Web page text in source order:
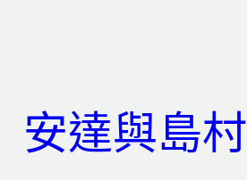
安達與島村